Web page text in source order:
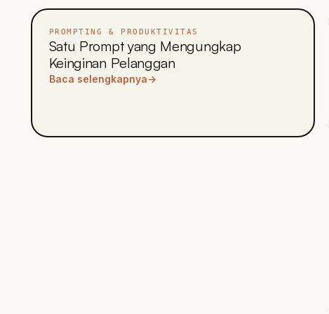
PROMPTING & PRODUKTIVITAS
Satu Prompt yang Mengungkap
Keinginan Pelanggan
Baca selengkapnya→